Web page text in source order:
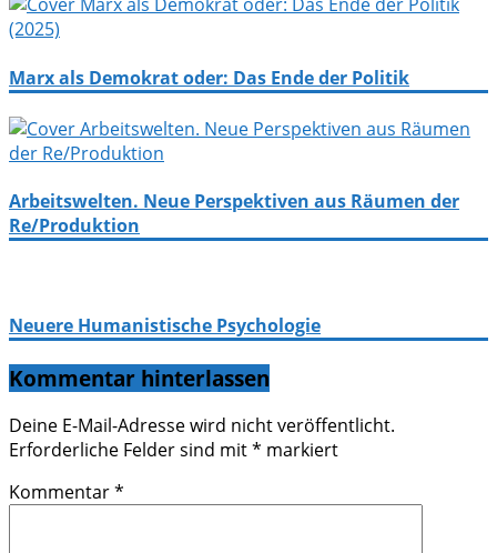
Marx als Demokrat oder: Das Ende der Politik
Arbeitswelten. Neue Perspektiven aus Räumen der
Re/Produktion
Neuere Humanistische Psychologie
Kommentar hinterlassen
Deine E-Mail-Adresse wird nicht veröffentlicht.
Erforderliche Felder sind mit* markiert
Kommentar*